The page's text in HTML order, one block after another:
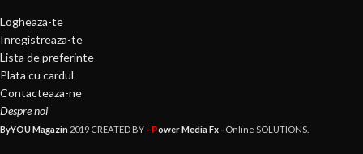
Logheaza-te
Inregistreaza-te
Lista de preferinte
Plata cu cardul
Contacteaza-ne
Despre noi
ByYOU Magazin 2019 CREATED BY - Power Media Fx - Online SOLUTIONS.